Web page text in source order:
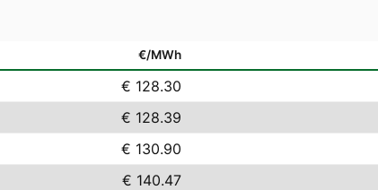
€/MWh
€ 128.30
€ 128.39
€ 130.90
€ 140.47